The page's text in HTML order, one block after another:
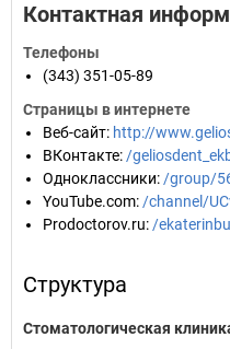
Контактная
Телефоны
(343) 351-05-89
Страницы в интернете
Веб-сайт: http://
ВКонтакте: /
Одноклассники: /group/
YouTube.com: /channel/
Prodoctorov.ru: /
Структура
Стоматологическая